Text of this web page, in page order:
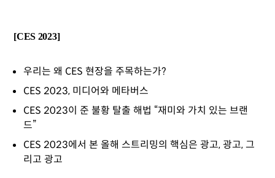
[CES 2023]
우리는 왜 CES 현장을 주목하는가?
CES 2023, 미디어와 메타버스
CES 2023이 준 불황 탈출 해법 “재미와 가치 있는 브랜
드”
CES 2023에서 본 올해 스트리밍의 핵심은 광고, 광고, 그
리고 광고